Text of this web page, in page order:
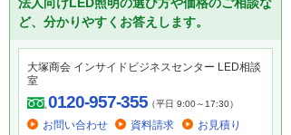
ど、分かりやすくお答えします。
大塚商会 インサイドビジネスセンター LED相談
室
0120-957-355（平日 9:00～17:30）
お問い合わせ 資料請求 お見積り